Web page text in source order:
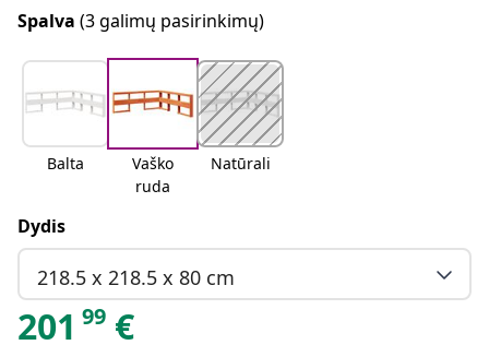
Spalva (3 galimų pasirinkimų)
Balta
Vaško
ruda
Natūrali
Dydis
218.5 x 218.5 x 80 cm
201 99 €